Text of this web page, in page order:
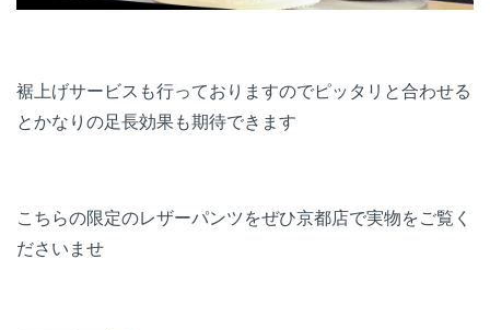
裾上げサービスも行っておりますのでピッタリと合わせる
とかなりの足長効果も期待できます
こちらの限定のレザーパンツをぜひ京都店で実物をご覧く
ださいませ